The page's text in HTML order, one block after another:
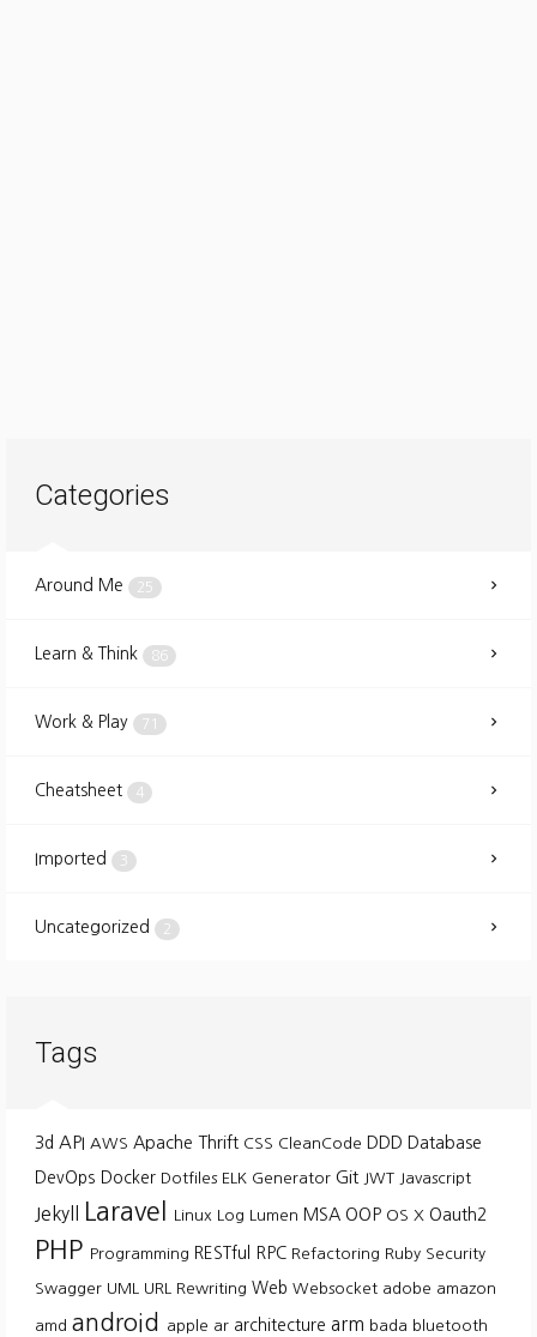
Categories
Around Me 25
Learn & Think 86
Work & Play 71
Cheatsheet 4
Imported 3
Uncategorized 2
Tags
3d API AWS Apache Thrift CSS CleanCode DDD Database
DevOps Docker Dotfiles ELK Generator Git JWT Javascript
Jekyll Laravel Linux Log Lumen MSA OOP OS X Oauth2
PHP Programming RESTful RPC Refactoring Ruby Security
Swagger UML URL Rewriting Web Websocket adobe amazon
amd android apple ar architecture arm bada bluetooth